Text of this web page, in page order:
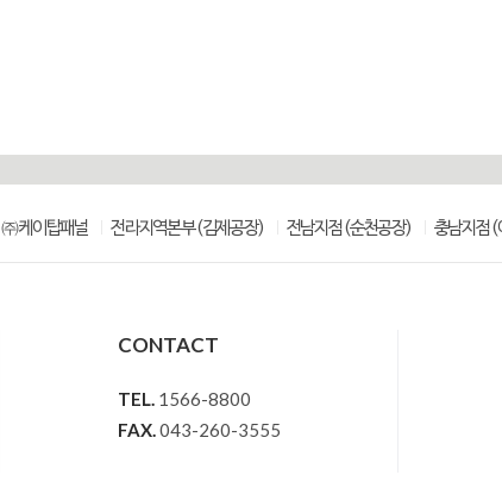
㈜케이탑패널 전라지역본부(김제공장) 전남지점(순천공장) 충남지점(
CONTACT
TEL. 1566-8800
FAX.043-260-3555